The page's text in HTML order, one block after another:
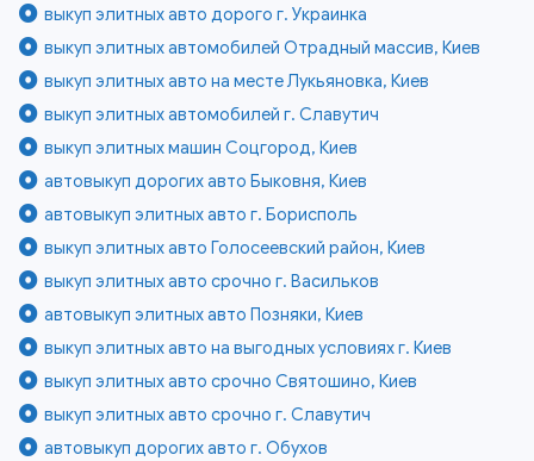
выкуп элитных авто дорого г. Украинка
выкуп элитных автомобилей Отрадный массив, Киев
выкуп элитных авто на месте Лукьяновка, Киев
выкуп элитных автомобилей г. Славутич
выкуп элитных машин Соцгород, Киев
автовыкуп дорогих авто Быковня, Киев
автовыкуп элитных авто г. Борисполь
выкуп элитных авто Голосеевский район, Киев
выкуп элитных авто срочно г. Васильков
автовыкуп элитных авто Позняки, Киев
выкуп элитных авто на выгодных условиях г. Киев
выкуп элитных авто срочно Святошино, Киев
выкуп элитных авто срочно г. Славутич
автовыкуп дорогих авто г. Обухов